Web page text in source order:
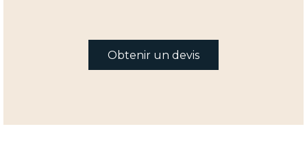
Obtenir un devis